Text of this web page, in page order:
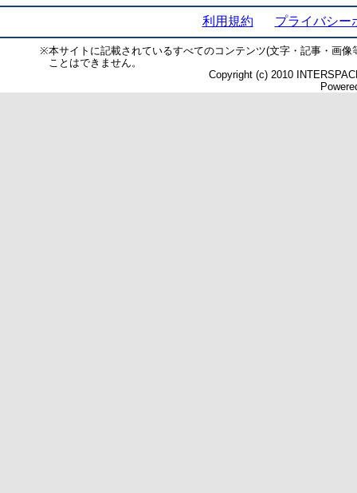
利用規約 プライバシー
※本サイトに記載されているすべてのコンテンツ(文字・記事・画
ことはできません。
Copyright (c) 2010